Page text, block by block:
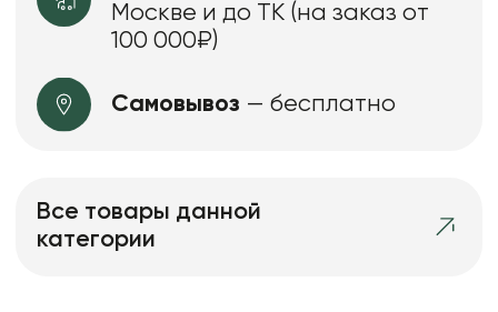
Москве и до ТК (на заказ от
100 000₽)
Самовывоз — бесплатно
Все товары данной
категории